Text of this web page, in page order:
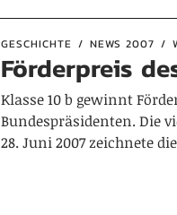
GESCHICHTE NEWS 2007
Förderpreis
Klasse 10 b gewinnt
Bundespräsidenten. Die
28. Juni 2007 zeichnete